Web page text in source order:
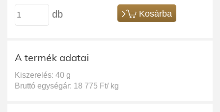
db Kosárba
A termék adatai
Kiszerelés: 40 g
Bruttó egységár: 18 775 Ft/ kg